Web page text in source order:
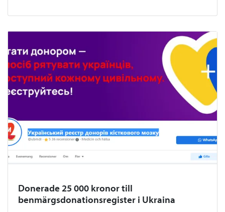
Donerade 25 000 kronor till
benmärgsdonationsregister i Ukraina